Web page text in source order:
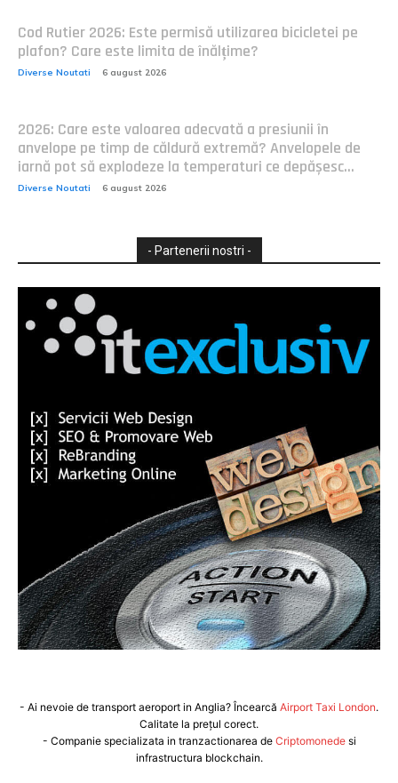
Cod Rutier 2026: Este permisă utilizarea bicicletei pe
plafon? Care este limita de înălțime?
Diverse Noutati 6 august 2026
2026: Care este valoarea adecvată a presiunii în
anvelope pe timp de căldură extremă? Anvelopele de
iarnă pot să explodeze la temperaturi ce depășesc...
Diverse Noutati 6 august 2026
- Partenerii nostri -
- Ai nevoie de transport aeroport in Anglia? Încearcă Airport Taxi London.
Calitate la prețul corect.
- Companie specializata in tranzactionarea de Criptomonedesi
infrastructura blockchain.